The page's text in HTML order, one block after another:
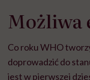
Możliwa
Co roku WHO
doprowadzić do
jest w pierwszej